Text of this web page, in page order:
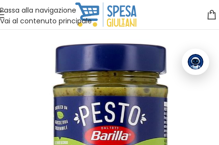
Passa alla navigazione
Vai al contenuto principale
Vuoi assistenza?Clicca qui e ti richiamiamo noi